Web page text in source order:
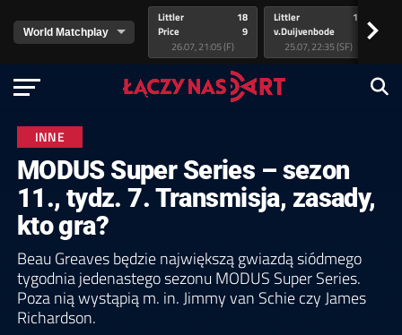
Littler
Price
18
9
26.07, 21:05 (F)
Littler
v.Duijvenbode
17
25.07, 22:35 (SF)
>
INNE
MODUS Super Series – sezon
11., tydz. 7. Transmisja, zasady,
kto gra?
Beau Greaves będzie największą gwiazdą siódmego
tygodnia jedenastego sezonu MODUS Super Series.
Poza nią wystąpią m. in. Jimmy van Schie czy James
Richardson.